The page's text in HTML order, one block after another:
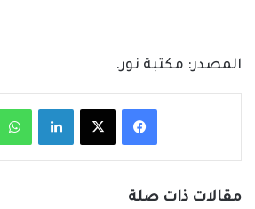
المصدر: مكتبة نور.
فيسبوك لينكدإن
مقالات ذات صلة